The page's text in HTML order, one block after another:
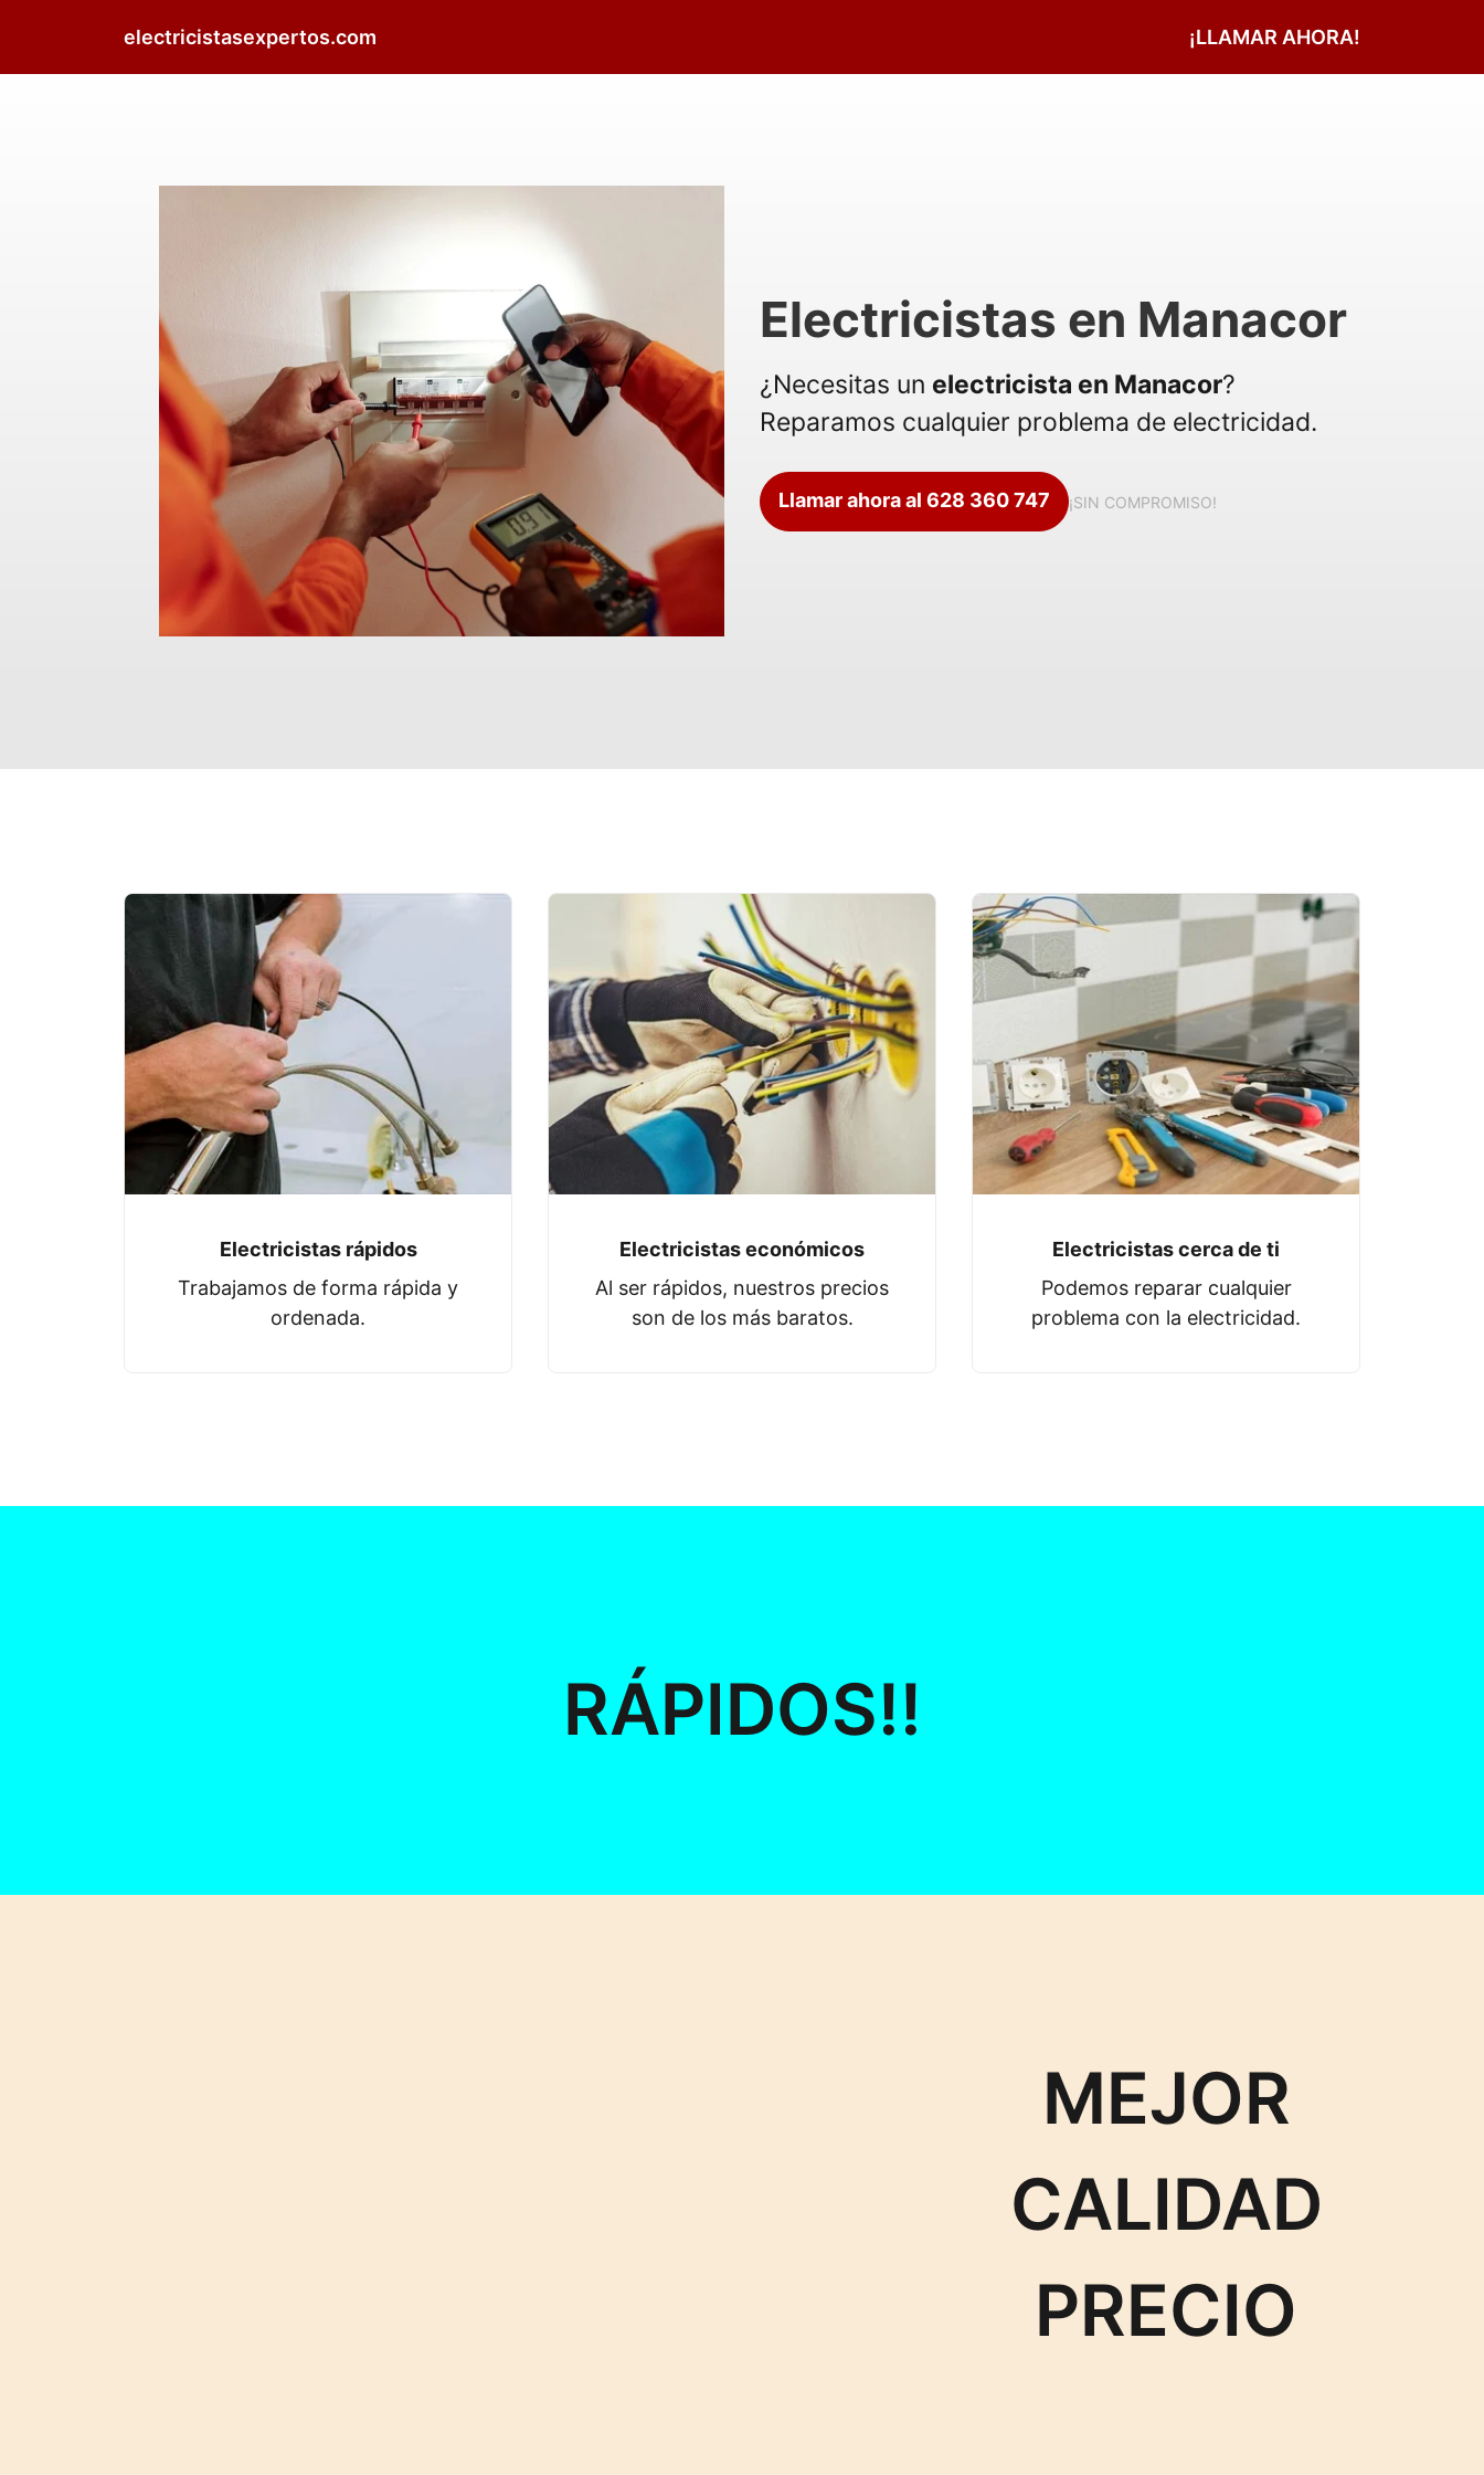
electricistasexpertos.com ¡LLAMAR AHORA!
Electricistas en Manacor
¿Necesitas un electricista en Manacor?
Reparamos cualquier problema de electricidad.
Llamar ahora al 628 360 747 ¡SIN COMPROMISO!
Electricistas rápidos
Trabajamos de forma rápida y
ordenada.
Electricistas económicos
Al ser rápidos, nuestros precios
son de los más baratos.
Electricistas cerca de ti
Podemos reparar cualquier
problema con la electricidad.
RÁPIDOS!!
MEJOR
CALIDAD
PRECIO